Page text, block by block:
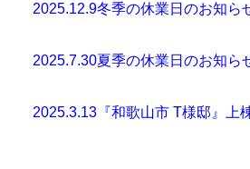
2025.12.9冬季の休業日のお知ら
2025.7.30夏季の休業日のお知ら
2025.3.13 『和歌山市 T様邸』上